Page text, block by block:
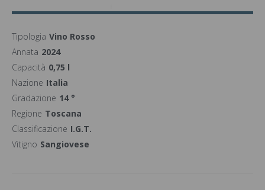
Tipologia Vino Rosso
Annata 2024
Capacità 0,75 l
Nazione Italia
Gradazione 14 °
Regione Toscana
Classificazione I.G.T.
Vitigno Sangiovese